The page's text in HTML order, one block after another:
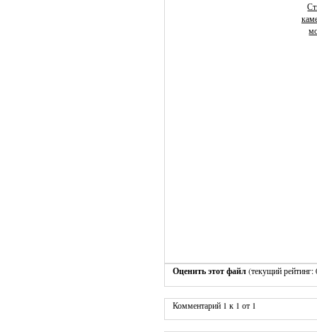
Оценить этот файл(текущий
Комментарий 1 к 1 от 1